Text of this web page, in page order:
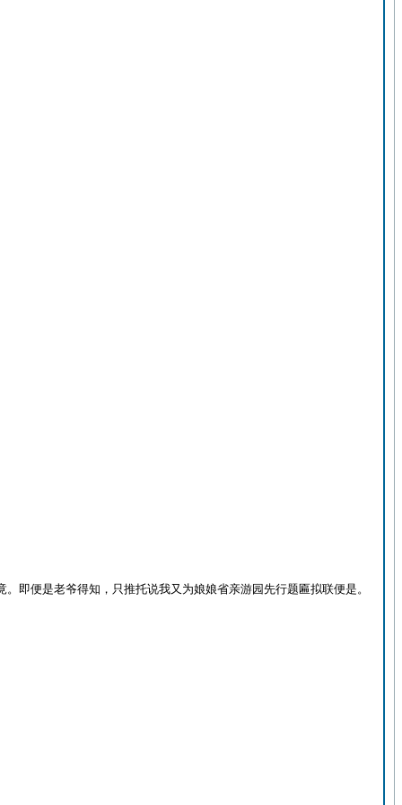
即便是老爷得知，只推托说我又为娘娘省亲游园先行题匾拟联便是。